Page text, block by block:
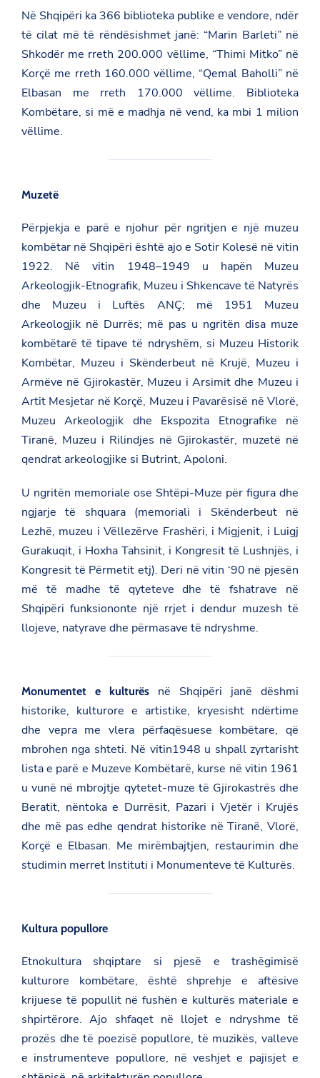
Në Shqipëri ka 366 biblioteka publike e vendore, ndër
të cilat më të rëndësishmet janë: “Marin Barleti” në
Shkodër me rreth 200.000 vëllime, “Thimi Mitko” në
Korçë me rreth 160.000 vëllime, “Qemal Baholli” në
Elbasan me rreth 170.000 vëllime. Biblioteka
Kombëtare, si më e madhja në vend, ka mbi 1 milion
vëllime.
Muzetë
Përpjekja e parë e njohur për ngritjen e një muzeu
kombëtar në Shqipëri është ajo e Sotir Kolesë në vitin
1922. Në vitin 1948–1949 u hapën Muzeu
Arkeologjik-Etnografik, Muzeu i Shkencave të Natyrës
dhe Muzeu i Luftës ANÇ; më 1951 Muzeu
Arkeologjik në Durrës; më pas u ngritën disa muze
kombëtarë të tipave të ndryshëm, si Muzeu Historik
Kombëtar, Muzeu i Skënderbeut në Krujë, Muzeu i
Armëve në Gjirokastër, Muzeu i Arsimit dhe Muzeu i
Artit Mesjetar në Korçë, Muzeu i Pavarësisë në Vlorë,
Muzeu Arkeologjik dhe Ekspozita Etnografike në
Tiranë, Muzeu i Rilindjes në Gjirokastër, muzetë në
qendrat arkeologjike si Butrint, Apoloni.
U ngritën memoriale ose Shtëpi-Muze për figura dhe
ngjarje të shquara (memoriali i Skënderbeut në
Lezhë, muzeu i Vëllezërve Frashëri, i Migjenit, i Luigj
Gurakuqit, i Hoxha Tahsinit, i Kongresit të Lushnjës, i
Kongresit të Përmetit etj). Deri në vitin ‘90 në pjesën
më të madhe të qyteteve dhe të fshatrave në
Shqipëri funksiononte një rrjet i dendur muzesh të
llojeve, natyrave dhe përmasave të ndryshme.
Monumentet e kulturës në Shqipëri janë dëshmi
historike, kulturore e artistike, kryesisht ndërtime
dhe vepra me vlera përfaqësuese kombëtare, që
mbrohen nga shteti. Në vitin1948 u shpall zyrtarisht
lista e parë e Muzeve Kombëtarë, kurse në vitin 1961
u vunë në mbrojtje qytetet-muze të Gjirokastrës dhe
Beratit, nëntoka e Durrësit, Pazari i Vjetër i Krujës
dhe më pas edhe qendrat historike në Tiranë, Vlorë,
Korçë e Elbasan. Me mirëmbajtjen, restaurimin dhe
studimin merret Instituti i Monumenteve të Kulturës.
Kultura popullore
Etnokultura shqiptare si pjesë e trashëgimisë
kulturore kombëtare, është shprehje e aftësive
krijuese të popullit në fushën e kulturës materiale e
shpirtërore. Ajo shfaqet në llojet e ndryshme të
prozës dhe të poezisë popullore, të muzikës, valleve
e instrumenteve popullore, në veshjet e pajisjet e